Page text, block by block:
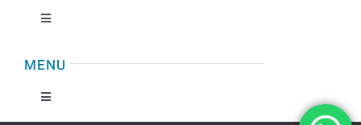
Toggle
Condiciones de uso
MENU
Toggle
Navigation